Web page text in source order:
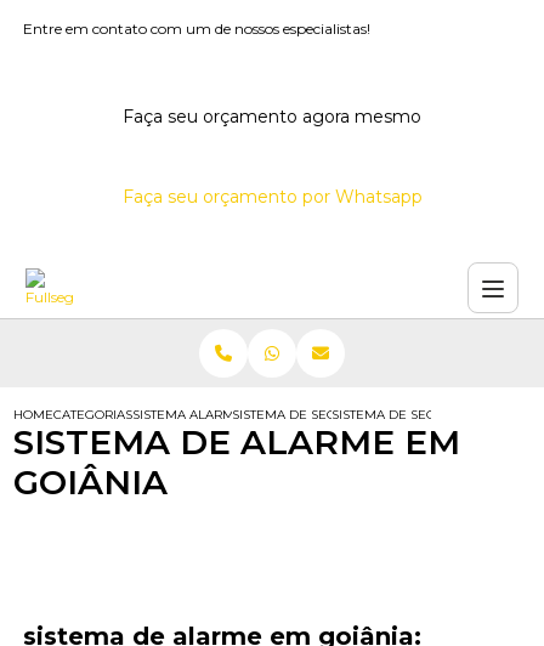
Entre em contato com um de nossos especialistas!
Faça seu orçamento agora mesmo
Faça seu orçamento por Whatsapp
HOMECATEGORIASSISTEMA ALARME GOIANIASISTEMA DE SEGURANCA GOIANIA
SISTEMA DE SEGURANCA
SISTEMA DE ALARME EM
GOIÂNIA
sistema de alarme em goiânia: